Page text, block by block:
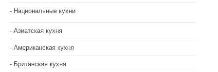
Национальные кухни
Азиатская кухня
Американская кухня
Британская кухня